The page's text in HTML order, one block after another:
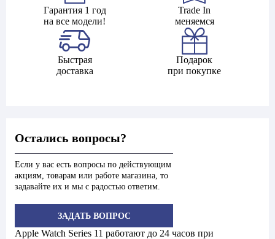
Гарантия 1 год
на все модели!
Trade In
меняемся
Быстрая
доставка
Подарок
при покупке
Остались вопросы?
Если у вас есть вопросы по действующим
акциям, товарам или работе магазина, то
задавайте их и мы с радостью ответим.
ЗАДАТЬ ВОПРОС
Apple Watch Series 11 работают до 24 часов при